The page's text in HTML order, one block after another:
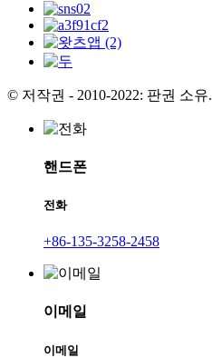
© 저작권 - 2010-2022: 판권 소유.
핸드폰
전화
+86-135-3258-2458
이메일
이메일